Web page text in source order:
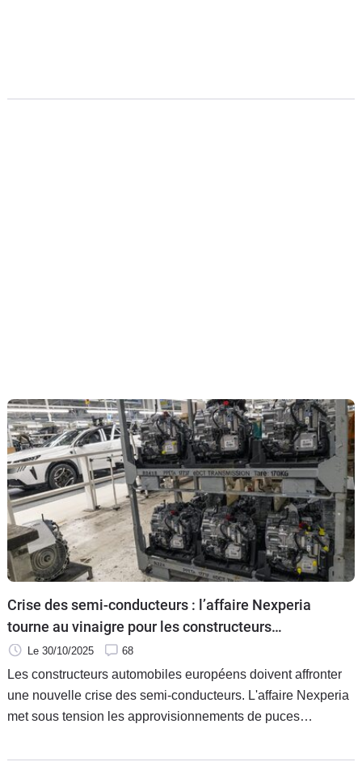
Crise des semi-conducteurs : l’affaire Nexperia
tourne au vinaigre pour les constructeurs
européens
Le 30/10/2025 68
Les constructeurs automobiles européens doivent affronter
une nouvelle crise des semi-conducteurs. L'affaire Nexperia
met sous tension les approvisionnements de puces
des chaînes de montages, se dessinent les limites de la